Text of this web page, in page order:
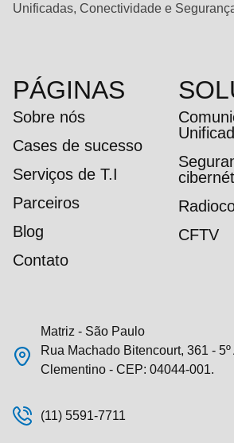
Unificadas, Conectividade e
PÁGINAS
Sobre nós
Cases de sucesso
Serviços de T.I
Parceiros
Blog
Contato
CFTV
Matriz - São Paulo
Rua Machado Bitencourt, 361 -
Clementino - CEP: 04044-001.
(11) 5591-7711